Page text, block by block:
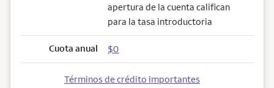
apertura de la cuenta califican
para la tasa introductoria
Cuota anual $0
Términos de crédito importantes